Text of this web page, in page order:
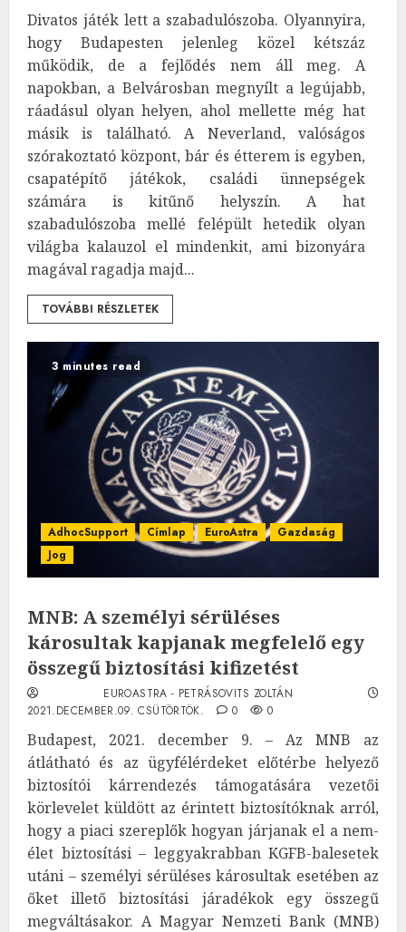
Divatos játék lett a szabadulószoba. Olyannyira,
hogy Budapesten jelenleg közel kétszáz
működik, de a fejlődés nem áll meg. A
napokban, a Belvárosban megnyílt a legújabb,
ráadásul olyan helyen, ahol mellette még hat
másik is található. A Neverland, valóságos
szórakoztató központ, bár és étterem is egyben,
csapatépítő játékok, családi ünnepségek
számára is kitűnő helyszín. A hat
szabadulószoba mellé felépült hetedik olyan
világba kalauzol el mindenkit, ami bizonyára
magával ragadja majd...
TOVÁBBI RÉSZLETEK
3 minutes read
AdhocSupport Címlap EuroAstra
Gazdaság
Jog
MNB: A személyi sérüléses
károsultak kapjanak megfelelő egy
összegű biztosítási kifizetést
EUROASTRA - PETRÁSOVITS ZOLTÁN
2021.DECEMBER.09. CSÜTÖRTÖK.
0 0
Budapest, 2021. december 9. – Az MNB az
átlátható és az ügyfélérdeket előtérbe helyező
biztosítói kárrendezés támogatására vezetői
körlevelet küldött az érintett biztosítóknak arról,
hogy a piaci szereplők hogyan járjanak el a nem-
élet biztosítási – leggyakrabban KGFB-balesetek
utáni – személyi sérüléses károsultak esetében az
őket illető biztosítási járadékok egy összegű
megváltásakor. A Magyar Nemzeti Bank (MNB)